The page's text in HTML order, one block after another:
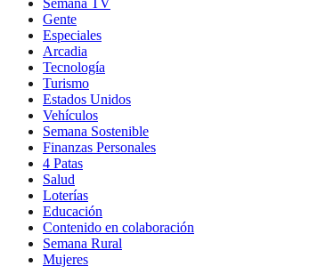
Semana TV
Gente
Especiales
Arcadia
Tecnología
Turismo
Estados Unidos
Vehículos
Semana Sostenible
Finanzas Personales
4 Patas
Salud
Loterías
Educación
Contenido en colaboración
Semana Rural
Mujeres